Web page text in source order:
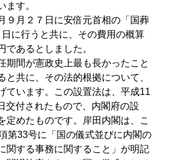
ます。
９月２７日に安倍元首相の「国葬
に行うと共に、その費用の概算
であるとしました。
間が憲政史上最も長かったこと
と共に、その法的根拠について、
ています。この設置法は、平成11
交付されたもので、内閣府の設
定めたものです。岸田内閣は、こ
第33号に「国の儀式並びに内閣の
関する事務に関すること」が明記